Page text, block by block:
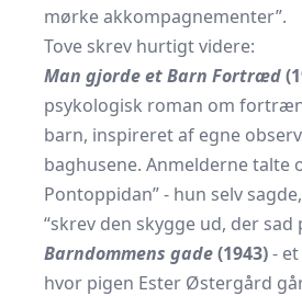
mørke akkompagnementer”.
Tove skrev hurtigt videre:
Man gjorde et Barn Fortræd
psykologisk roman om
barn, inspireret af egne
baghusene. Anmelderne talte
Pontoppidan” - hun selv
“skrev den skygge ud, der sad
Barndommens gade(1943)-
hvor pigen Ester Østergård